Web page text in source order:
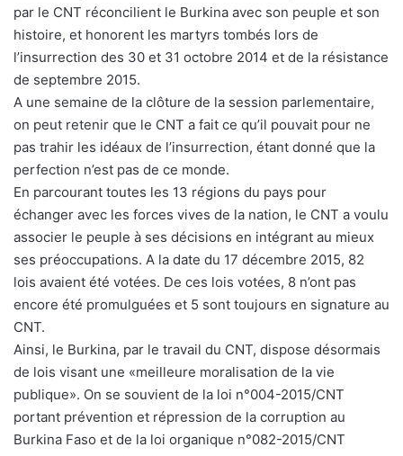
par le CNT réconcilient le Burkina avec son peuple et son
histoire, et honorent les martyrs tombés lors de
l’insurrection des 30 et 31 octobre 2014 et de la résistance
de septembre 2015.
A une semaine de la clôture de la session parlementaire,
on peut retenir que le CNT a fait ce qu’il pouvait pour ne
pas trahir les idéaux de l’insurrection, étant donné que la
perfection n’est pas de ce monde.
En parcourant toutes les 13 régions du pays pour
échanger avec les forces vives de la nation, le CNT a voulu
associer le peuple à ses décisions en intégrant au mieux
ses préoccupations. A la date du 17 décembre 2015, 82
lois avaient été votées. De ces lois votées, 8 n’ont pas
encore été promulguées et 5 sont toujours en signature au
CNT.
Ainsi, le Burkina, par le travail du CNT, dispose désormais
de lois visant une «meilleure moralisation de la vie
publique». On se souvient de la loi n°004-2015/CNT
portant prévention et répression de la corruption au
Burkina Faso et de la loi organique n°082-2015/CNT